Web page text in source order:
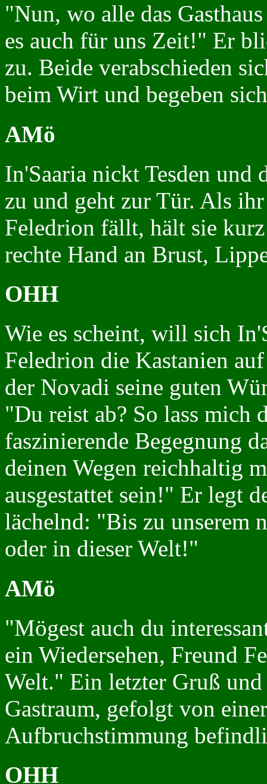
"Nun, wo alle das
es auch für uns Zeit!" Er
zu. Beide verabschieden
beim Wirt und begeben
AMö
In'Saaria nickt Tesden und
zu und geht zur Tür. Als
Feledrion fällt, hält sie
rechte Hand an Brust,
OHH
Wie es scheint, will sich
Feledrion die Kastanien
der Novadi seine guten
"Du reist ab? So lass mich
faszinierende Begegnung
deinen Wegen reichhaltig
ausgestattet sein!" Er legt
lächelnd: "Bis zu unserem
oder in dieser Welt!"
AMö
"Mögest auch du
ein Wiedersehen, Freund
Welt." Ein letzter Gruß
Gastraum, gefolgt von
Aufbruchstimmung
OHH